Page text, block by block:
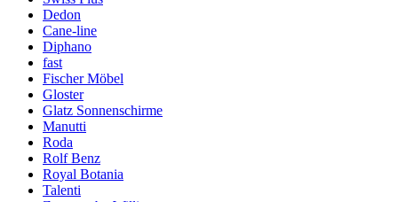
Dedon
Cane-line
Diphano
fast
Fischer Möbel
Gloster
Glatz Sonnenschirme
Manutti
Roda
Rolf Benz
Royal Botania
Talenti